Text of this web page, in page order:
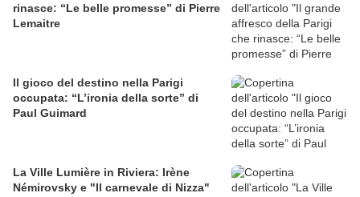
rinasce: “Le belle promesse” di Pierre
Lemaitre
Il gioco del destino nella Parigi
occupata: “L’ironia della sorte” di
Paul Guimard
La Ville Lumière in Riviera: Irène
Némirovsky e "Il carnevale di Nizza"